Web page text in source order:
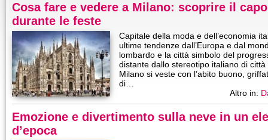
Cosa fare e vedere a Milano: scoprire il
durante le feste
Capitale della moda e dell’economia
ultime tendenze dall’Europa e dal
lombardo e la città simbolo del
distante dallo stereotipo italiano di
Milano si veste con l’abito buono,
di…
Altro in:
Emozione e divertimento sulla neve in un
d’epoca